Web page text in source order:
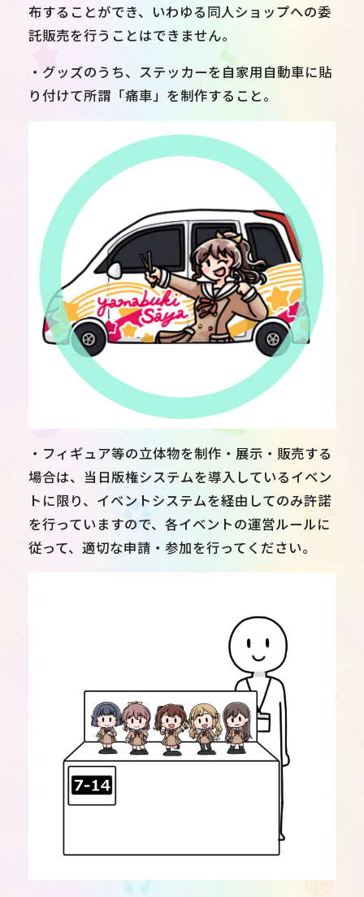
布することができ、いわゆる同人ショップへの委
託販売を行うことはできません。
・グッズのうち、ステッカーを自家用自動車に貼
り付けて所謂「痛車」を制作すること。
・フィギュア等の立体物を制作・展示・販売する
場合は、当日版権システムを導入しているイベン
トに限り、イベントシステムを経由してのみ許諾
を行っていますので、各イベントの運営ルールに
従って、適切な申請・参加を行ってください。